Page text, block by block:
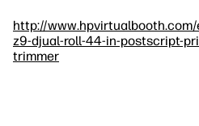
http://
z9-djual-roll-44-in-postscript-
trimmer